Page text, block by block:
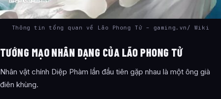
Thông tin tổng quan về Lão Phong Tử – gaming.vn/ Wiki
TƯỚNG MẠO NHÂN DẠNG CỦA LÃO PHONG TỬ
Nhân vật chính Diệp Phàm lần đầu tiên gặp nhau là một ông già
điên khùng.